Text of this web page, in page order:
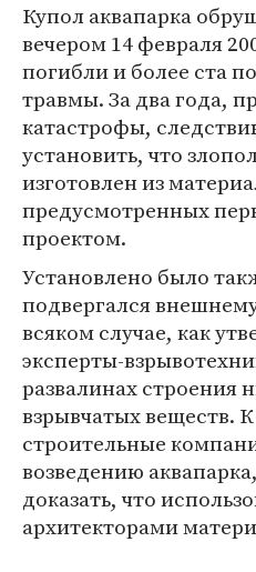
Купол аквапарка
вечером 14 февраля
погибли и более ста
травмы. За два года,
катастрофы,
установить, что
изготовлен из
предусмотренных
проектом.
Установлено было
подвергался
всяком случае, как
эксперты-
развалинах строения
взрывчатых веществ.
строительные
возведению
доказать, что
архитекторами